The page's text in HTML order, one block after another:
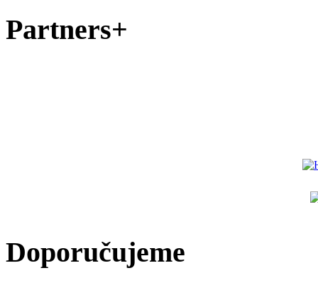
Partners+
Doporučujeme